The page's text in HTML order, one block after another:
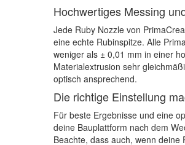
Hochwertiges Messing
Jede Ruby Nozzle von
eine echte Rubinspitze. Alle
weniger als ± 0,01 mm in einer
Materialextrusion sehr
optisch ansprechend.
Die richtige Einstellung
Für beste Ergebnisse und eine
deine Bauplattform nach dem
Beachte, dass auch, wenn